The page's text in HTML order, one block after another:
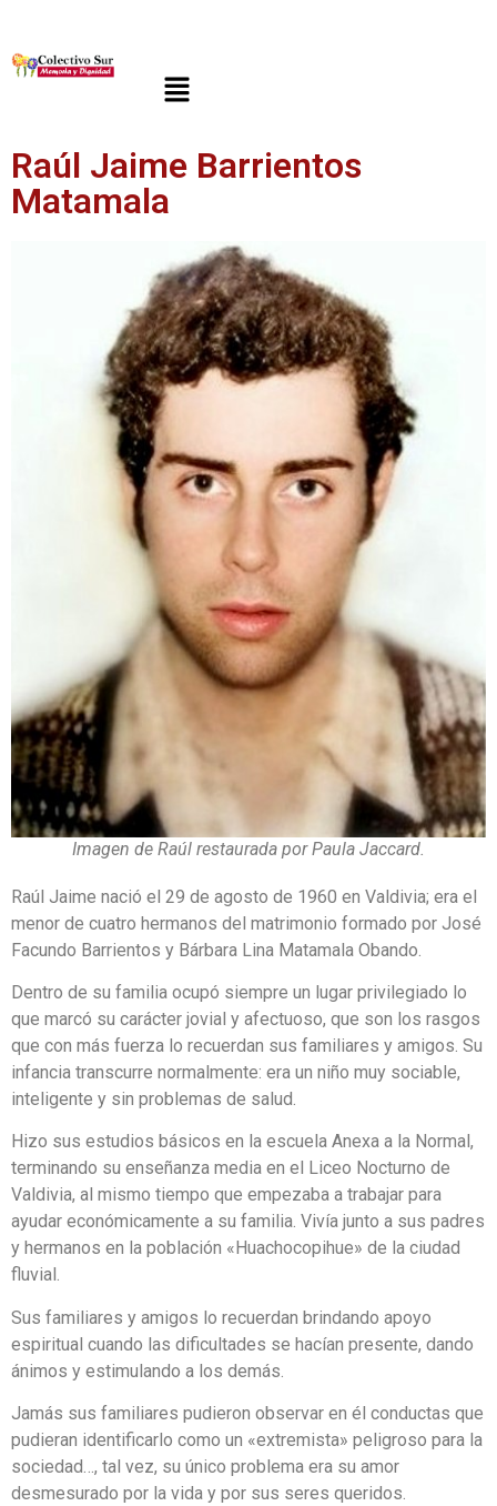
Raúl Jaime Barrientos
Matamala
Imagen de Raúl restaurada por Paula Jaccard.
Raúl Jaime nació el 29 de agosto de 1960 en Valdivia; era el
menor de cuatro hermanos del matrimonio formado por José
Facundo Barrientos y Bárbara Lina Matamala Obando.
Dentro de su familia ocupó siempre un lugar privilegiado lo
que marcó su carácter jovial y afectuoso, que son los rasgos
que con más fuerza lo recuerdan sus familiares y amigos. Su
infancia transcurre normalmente: era un niño muy sociable,
inteligente y sin problemas de salud.
Hizo sus estudios básicos en la escuela Anexa a la Normal,
terminando su enseñanza media en el Liceo Nocturno de
Valdivia, al mismo tiempo que empezaba a trabajar para
ayudar económicamente a su familia. Vivía junto a sus padres
y hermanos en la población «Huachocopihue» de la ciudad
fluvial.
Sus familiares y amigos lo recuerdan brindando apoyo
espiritual cuando las dificultades se hacían presente, dando
ánimos y estimulando a los demás.
Jamás sus familiares pudieron observar en él conductas que
pudieran identificarlo como un «extremista» peligroso para la
sociedad…, tal vez, su único problema era su amor
desmesurado por la vida y por sus seres queridos.